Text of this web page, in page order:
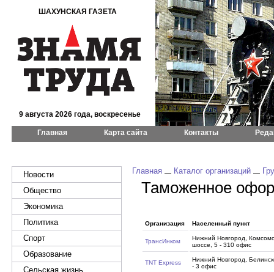
ШАХУНСКАЯ ГАЗЕТА
9 августа 2026 года, воскресенье
Главная Карта сайта Контакты
Новости
Общество
Экономика
Политика
Спорт
Образование
Сельская жизнь
Главная Каталог организаций
Таможенное
Организация Населенный пункт
ТрансИнком
Нижний Новгород,
шоссе, 5 - 310 офис
TNT Express
Нижний Новгород,
- 3 офис